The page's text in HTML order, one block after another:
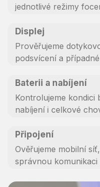
jednotlivé režimy
Displej
Prověřujeme
podsvícení a
Baterii a nabíjení
Kontrolujeme kondici
nabíjení i celkové
Připojení
Ověřujeme mobilní
správnou komunikaci